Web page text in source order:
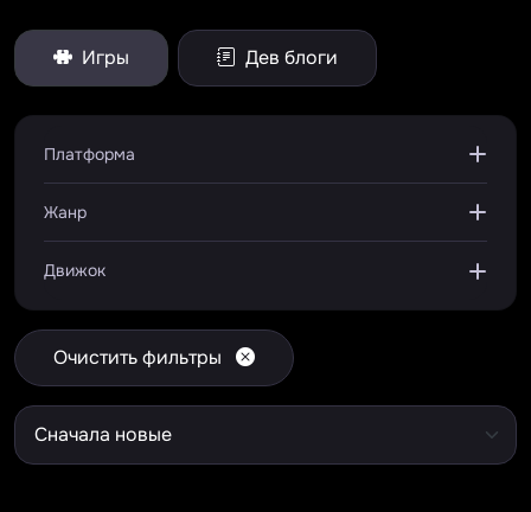
Игры Дев блоги
Платформа
Жанр
Движок
Очистить фильтры